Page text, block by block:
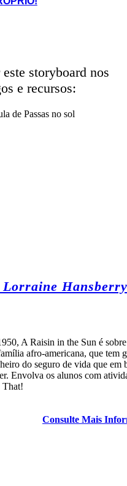
storyboard nos
e recursos:
Hansberry
A Raisin in the Sun é
afro-americana, que tem
do seguro de vida que em
Envolva os alunos com
That!
Consulte Mais